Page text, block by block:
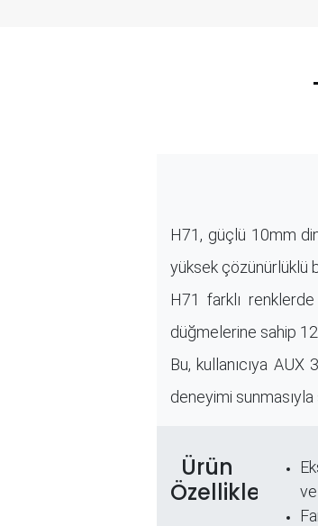
H71, güçlü 10mm
yüksek çözünürlüklü
H71 farklı
düğmelerine sahip
Bu, kullanıcıya
deneyimi sunmasıyla
Ürün
Özellikleri